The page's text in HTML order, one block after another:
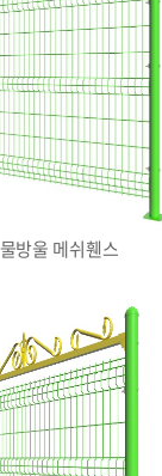
물방울 메쉬휀스